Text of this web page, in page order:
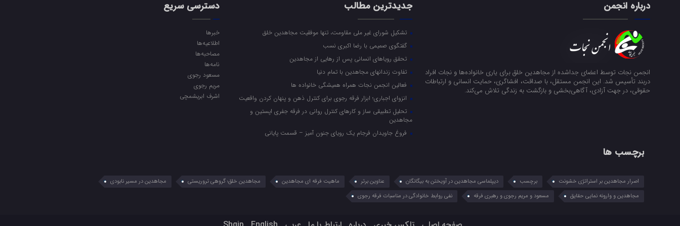
درباره انجمن
انجمن نجات توسط اعضای جداشده از مجاهدین خلق برای یاری خانواده‌ها و نجات افراد
دربند تأسیس شد. این انجمن مستقل، با صداقت، افشاگری، حمایت انسانی و ارتباطات
حقوقی، در جهت آزادی، آگاهی‌بخشی و بازگشت به زندگی تلاش می‌کند.
جدیدترین مطالب
تشکیل شورای غیر ملی مقاومت، تنها موفقیت مجاهدین خلق
گفتگوی صمیمی با رضا اکبری نسب
تحقق رویاهای انسانی پس از رهایی از مجاهدین
تفاوت زندانهای مجاهدین با تمام دنیا
فعالین انجمن نجات همراه همیشگی خانواده ها
انزوای اجباری؛ ابزار فرقه رجوی برای کنترل ذهن و پنهان کردن واقعیت
تحلیل تطبیقی ساز و کارهای کنترل روانی در فرقه جفری اپستین و
مجاهدین
فروغ جاویدان فرجام یک رویای جنون آمیز – قسمت پایانی
دسترسی سریع
خبرها
اطلاعیه‌ها
مصاحبه‌ها
نامه‌ها
مسعود رجوی
مریم رجوی
اشرف ابریشمچی
برچسب ها
اصرار مجاهدین بر استراتژی خشونت برچسب دیپلماسی مجاهدین در آویختن به بیگانگان عناوین برتر ماهیت فرقه ای مجاهدین مجاهدین خلق؛ گروهی تروریستی
مجاهدین در مسیر نابودی
مجاهدین و وارونه نمایی حقایق
مسعود و مریم رجوی و رهبری فرقه نفی روابط خانوادگی در مناسبات فرقه رجوی